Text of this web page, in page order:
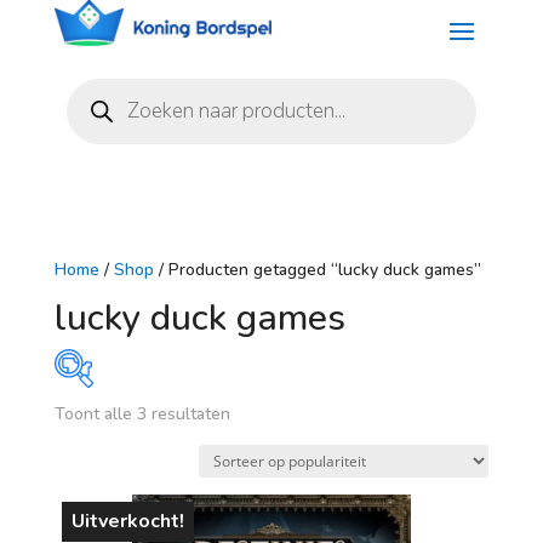
zoeken
Home / Shop / Producten getagged “lucky duck games”
lucky duck games
11 21 31 40
Toont alle 3 resultatenGesorteerd
populariteit
Uitverkocht!